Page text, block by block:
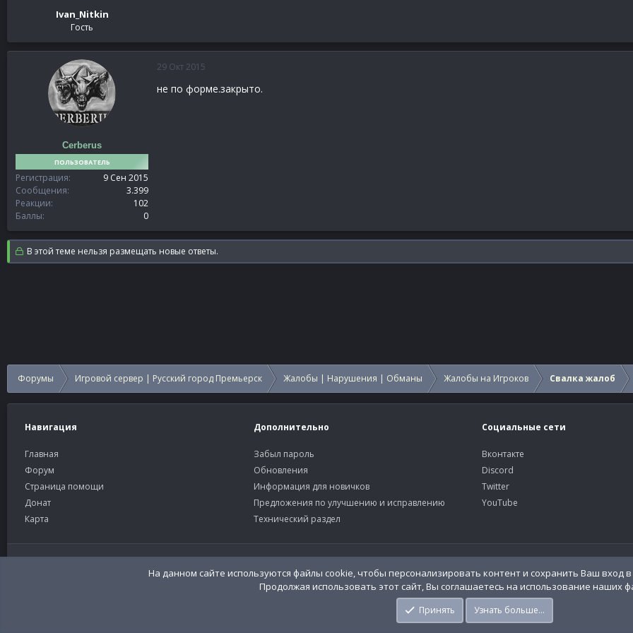
Ivan_Nitkin
Гость
Cerberus
ПОЛЬЗОВАТЕЛЬ
Регистрация
9 Сен 2015
Сообщения
3.399
Реакции
102
Баллы
0
29 Окт 2015
не по форме.закрыто.
В этой теме нельзя размещать новые ответы.
Форумы Игровой сервер | Русский город Премьерск Жалобы | Нарушения | Обманы Жалобы на Игроков Свалка жалоб
Навигация
Главная
Форум
Страница помощи
Донат
Карта
Дополнительно
Забыл пароль
Обновления
Информация для новичков
Предложения по улучшению и исправлению
Технический раздел
Социальные сети
Вконтакте
Discord
Twitter
YouTube
Russian (RU)
На данном сайте используются файлы cookie, чтобы персонализировать контент и сохранить Ваш вход в
Продолжая использовать этот сайт, Вы соглашаетесь на использование наших
Принять Узнать больше…